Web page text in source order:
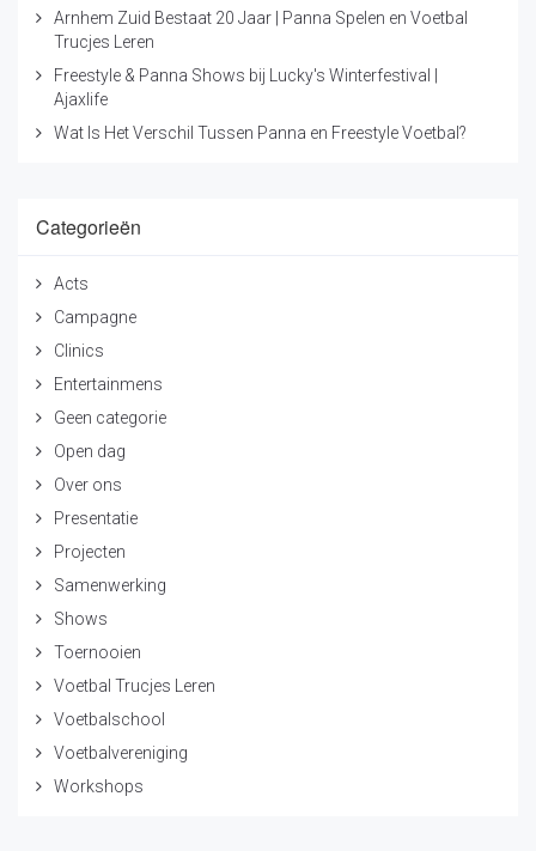
Arnhem Zuid Bestaat 20 Jaar | Panna Spelen en Voetbal
Trucjes Leren
Freestyle & Panna Shows bij Lucky's Winterfestival |
Ajaxlife
Wat Is Het Verschil Tussen Panna en Freestyle Voetbal?
Categorieën
Acts
Campagne
Clinics
Entertainmens
Geen categorie
Open dag
Over ons
Presentatie
Projecten
Samenwerking
Shows
Toernooien
Voetbal Trucjes Leren
Voetbalschool
Voetbalvereniging
Workshops